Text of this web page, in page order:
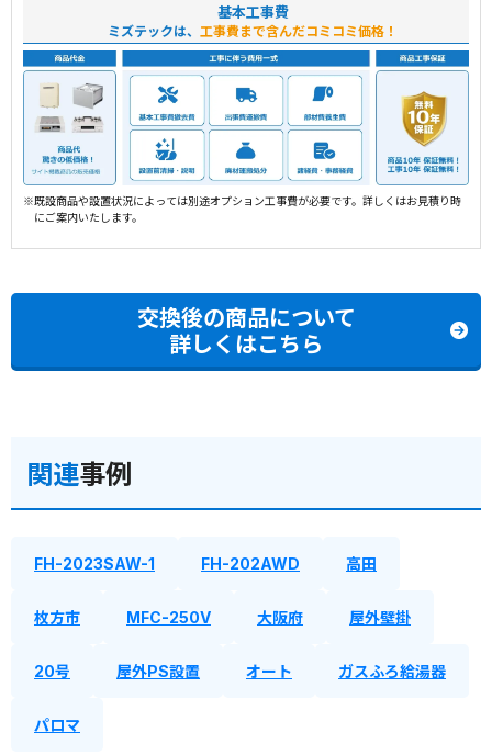
基本工事費
ミズテックは、 工事費まで含んだコミコミ価格！
※既設商品や設置状況によっては別途オプション工事費が必要です。詳しくはお見積り時
にご案内いたします。
交換後の商品について
詳しくはこちら
関連事例
FH-2023SAW-1 FH-202AWD 高田
枚方市 MFC-250V 大阪府 屋外壁掛
20号 屋外PS設置 オート ガスふろ給湯器
パロマ